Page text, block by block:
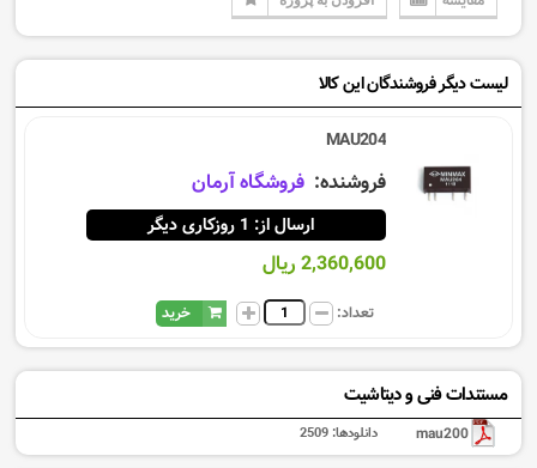
لیست دیگر فروشندگان این کالا
MAU204
فروشنده: فروشگاه آرمان
ارسال از: 1 روزکاری دیگر
2,360,600 ریال
تعداد: خرید
مستندات فنی و دیتاشیت
mau200 دانلودها: 2509